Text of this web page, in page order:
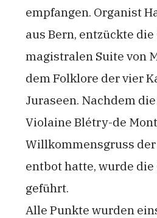
empfangen. Organist
aus Bern, entzückte
magistralen Suite von
dem Folklore der vier
Juraseen. Nachdem
Violaine Blétry-de
Willkommensgruss
entbot hatte, wurde
geführt.
Alle Punkte wurden